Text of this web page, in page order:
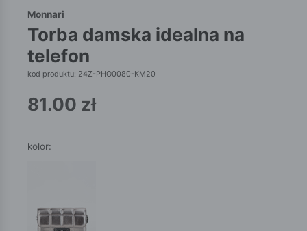
Monnari
torba damska idealna na
telefon
kod produktu: 24Z-PHO0080-KM20
81.00 zł
kolor: